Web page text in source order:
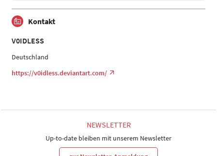
Kontakt
V0IDLESS
Deutschland
https://v0idless.deviantart.com/
NEWSLETTER
Up-to-date bleiben mit unserem Newsletter